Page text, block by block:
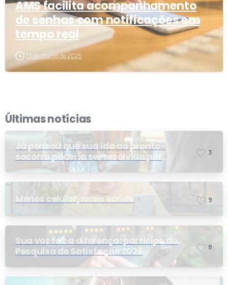
AMS facilita acompanhamento
de senhas com notificações em
tempo real
13 de março de 2025
Últimas notícias
Já pensou que sua ida ao pronto-
socorro poderia ser resolvida por
telemedicina?
3
Menos celular, mais saúde 9
Sua voz faz a diferença: participe da
Pesquisa de Satisfação 2026
8